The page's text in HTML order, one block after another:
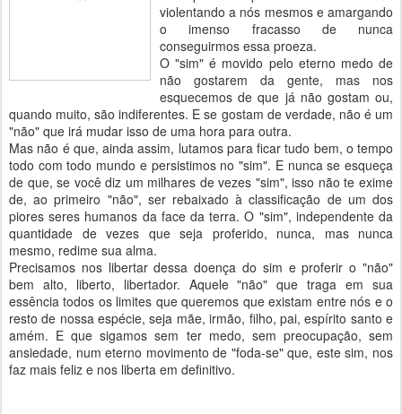
violentando a nós mesmos e amargando
o imenso fracasso de nunca
conseguirmos essa proeza.
O "sim" é movido pelo eterno medo de
não gostarem da gente, mas nos
esquecemos de que já não gostam ou,
quando muito, são indiferentes. E se gostam de verdade, não é um
"não" que irá mudar isso de uma hora para outra.
Mas não é que, ainda assim, lutamos para ficar tudo bem, o tempo
todo com todo mundo e persistimos no "sim". E nunca se esqueça
de que, se você diz um milhares de vezes "sim", isso não te exime
de, ao primeiro "não", ser rebaixado à classificação de um dos
piores seres humanos da face da terra. O "sim", independente da
quantidade de vezes que seja proferido, nunca, mas nunca
mesmo, redime sua alma.
Precisamos nos libertar dessa doença do sim e proferir o "não"
bem alto, liberto, libertador. Aquele "não" que traga em sua
essência todos os limites que queremos que existam entre nós e o
resto de nossa espécie, seja mãe, irmão, filho, pai, espírito santo e
amém. E que sigamos sem ter medo, sem preocupação, sem
ansiedade, num eterno movimento de "foda-se" que, este sim, nos
faz mais feliz e nos liberta em definitivo.